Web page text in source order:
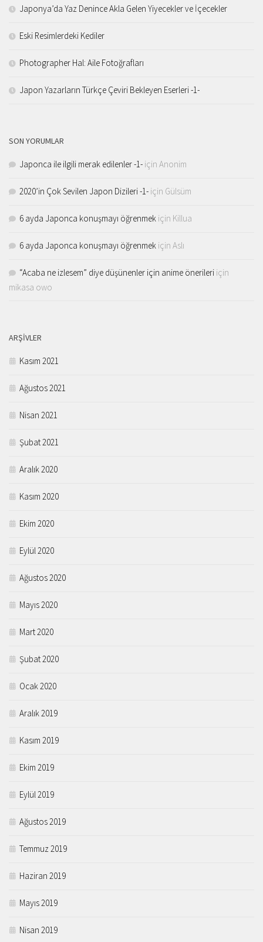
Japonya’da Yaz Denince Akla Gelen Yiyecekler ve İçecekler
Eski Resimlerdeki Kediler
Photographer Hal: Aile Fotoğrafları
Japon Yazarların Türkçe Çeviri Bekleyen Eserleri -1-
SON YORUMLAR
Japonca ile ilgili merak edilenler -1- için Anonim
2020’in Çok Sevilen Japon Dizileri -1- için Gülsüm
6 ayda Japonca konuşmayı öğrenmek için Killua
6 ayda Japonca konuşmayı öğrenmek için Aslı
“Acaba ne izlesem” diye düşünenler için anime önerileri için
mikasa owo
ARŞIVLER
Kasım 2021
Ağustos 2021
Nisan 2021
Şubat 2021
Aralık 2020
Kasım 2020
Ekim 2020
Eylül 2020
Ağustos 2020
Mayıs 2020
Mart 2020
Şubat 2020
Ocak 2020
Aralık 2019
Kasım 2019
Ekim 2019
Eylül 2019
Ağustos 2019
Temmuz 2019
Haziran 2019
Mayıs 2019
Nisan 2019